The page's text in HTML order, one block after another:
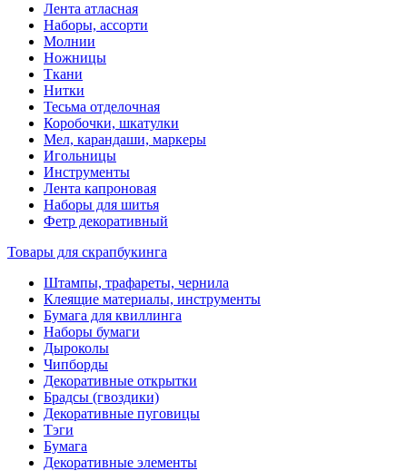
Лента атласная
Наборы, ассорти
Молнии
Ножницы
Ткани
Нитки
Тесьма отделочная
Коробочки, шкатулки
Мел, карандаши, маркеры
Игольницы
Инструменты
Лента капроновая
Наборы для шитья
Фетр декоративный
Товары для скрапбукинга
Штампы, трафареты, чернила
Клеящие материалы, инструменты
Бумага для квиллинга
Наборы бумаги
Дыроколы
Чипборды
Декоративные открытки
Брадсы (гвоздики)
Декоративные пуговицы
Тэги
Бумага
Декоративные элементы